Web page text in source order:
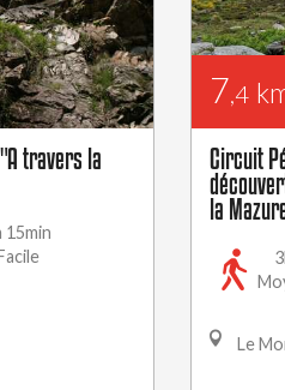
travers la
15min
7,4
Circuit
la
Le